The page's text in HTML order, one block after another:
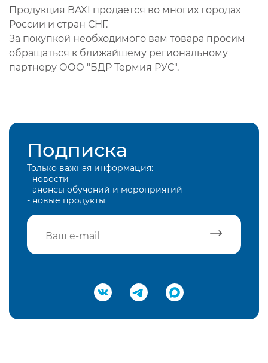
Продукция BAXI продается во многих городах
России и стран СНГ.
За покупкой необходимого вам товара просим
обращаться к ближайшему региональному
партнеру ООО "БДР Термия РУС".
Подписка
Только важная информация:
- новости
- анонсы обучений и мероприятий
- новые продукты
Подтвердить e-mail